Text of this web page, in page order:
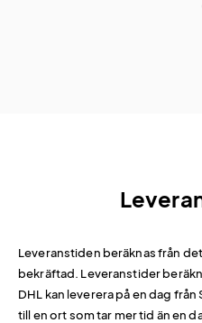
Leveranstiden beräknas från
bekräftad. Leveranstider
DHL kan leverera på en dag
till en ort som tar mer tid än en